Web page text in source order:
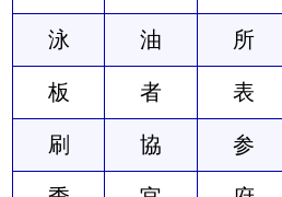
泳 油 所
板 者 表
刷 協 参